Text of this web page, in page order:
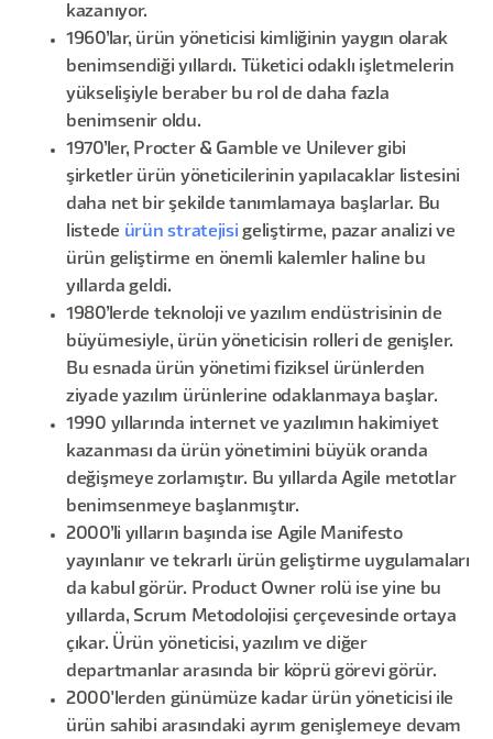
kazanıyor.
1960’lar, ürün yöneticisi kimliğinin yaygın olarak
benimsendiği yıllardı. Tüketici odaklı işletmelerin
yükselişiyle beraber bu rol de daha fazla
benimsenir oldu.
1970’ler, Procter & Gamble ve Unilever gibi
şirketler ürün yöneticilerinin yapılacaklar listesini
daha net bir şekilde tanımlamaya başlarlar. Bu
listede ürün stratejisi geliştirme, pazar analizi ve
ürün geliştirme en önemli kalemler haline bu
yıllarda geldi.
1980’lerde teknoloji ve yazılım endüstrisinin de
büyümesiyle, ürün yöneticisin rolleri de genişler.
Bu esnada ürün yönetimi fiziksel ürünlerden
ziyade yazılım ürünlerine odaklanmaya başlar.
1990 yıllarında internet ve yazılımın hakimiyet
kazanması da ürün yönetimini büyük oranda
değişmeye zorlamıştır. Bu yıllarda Agile metotlar
benimsenmeye başlanmıştır.
2000’li yılların başında ise Agile Manifesto
yayınlanır ve tekrarlı ürün geliştirme uygulamaları
da kabul görür. Product Owner rolü ise yine bu
yıllarda, Scrum Metodolojisi çerçevesinde ortaya
çıkar. Ürün yöneticisi, yazılım ve diğer
departmanlar arasında bir köprü görevi görür.
2000'lerden günümüze kadar ürün yöneticisi ile
ürün sahibi arasındaki ayrım genişlemeye devam